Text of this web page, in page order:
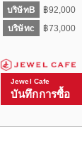
บริษัทB
฿92,000
บริษัทc
฿73,000
Jewel Cafe
บันทึกการซื้อ